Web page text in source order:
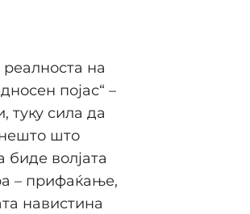
на
појас“ –
туку сила да
што
биде волјата
– прифаќање,
навистина